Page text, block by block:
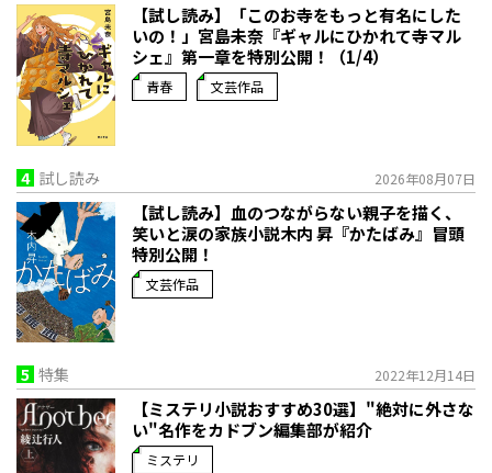
【試し読み】「このお寺をもっと有名にした
いの！」宮島未奈『ギャルにひかれて寺マル
シェ』第一章を特別公開！（1/4）
青春 文芸作品
4 試し読み 2026年08月07日
【試し読み】血のつながらない親子を描く、
笑いと涙の家族小説――木内 昇『かたばみ』冒頭
特別公開！
文芸作品
5 特集 2022年12月14日
【ミステリ小説おすすめ30選】"絶対に外さな
い"名作をカドブン編集部が紹介
ミステリ